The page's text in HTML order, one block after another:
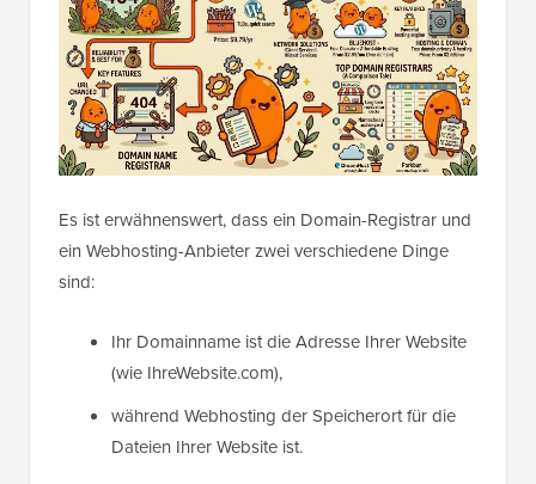
Es ist erwähnenswert, dass ein Domain-Registrar und
ein Webhosting-Anbieter zwei verschiedene Dinge
sind:
Ihr Domainname ist die Adresse Ihrer Website
(wie IhreWebsite.com),
während Webhosting der Speicherort für die
Dateien Ihrer Website ist.